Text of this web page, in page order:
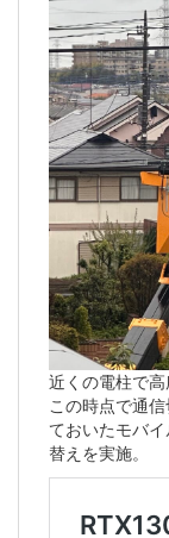
近くの電柱で
この時点で通
ておいたモバ
替えを実施。